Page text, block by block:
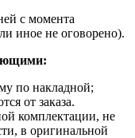
с момента
иное не оговорено).
по накладной;
от заказа.
комплектации, не
в оригинальной